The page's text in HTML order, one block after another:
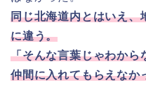
同じ北海道内とはいえ、
に違う。
「そんな言葉じゃわから
仲間に入れてもらえなか